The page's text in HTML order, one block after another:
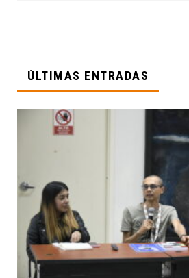
ÚLTIMAS ENTRADAS